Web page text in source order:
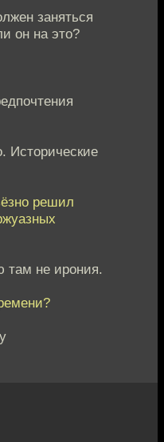
заняться
он на это?
Исторические
решил
там не ирония.